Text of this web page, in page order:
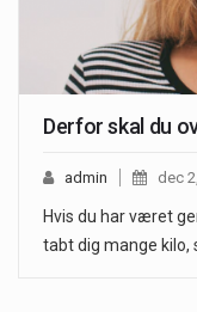
Derfor skal du
admin dec
Hvis du har været
tabt dig mange kilo,